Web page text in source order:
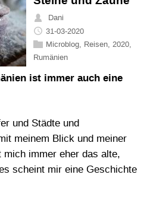
Dani
31-03-2020
Microblog Reisen 2020
Rumänien
ist immer auch eine
und Städte und
meinem Blick und meiner
mich immer eher das alte,
scheint mir eine Geschichte